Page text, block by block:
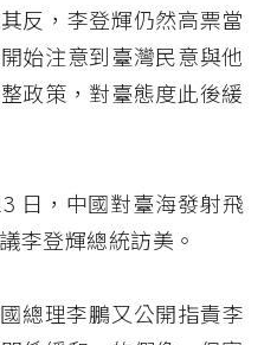
反，李登輝仍然高票當
始注意到臺灣民意與他
政策，對臺態度此後緩
日，中國對臺海發射飛
李登輝總統訪美。
總理李鵬又公開指責李